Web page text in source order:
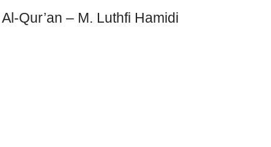
Qur’an – M. Luthfi Hamidi